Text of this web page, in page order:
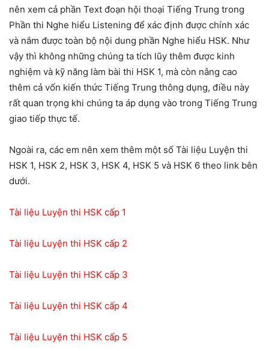
nên xem cả phần Text đoạn hội thoại Tiếng Trung trong
Phần thi Nghe hiểu Listening để xác định được chính xác
và nắm được toàn bộ nội dung phần Nghe hiểu HSK. Như
vậy thì không những chúng ta tích lũy thêm được kinh
nghiệm và kỹ năng làm bài thi HSK 1, mà còn nâng cao
thêm cả vốn kiến thức Tiếng Trung thông dụng, điều này
rất quan trọng khi chúng ta áp dụng vào trong Tiếng Trung
giao tiếp thực tế.
Ngoài ra, các em nên xem thêm một số Tài liệu Luyện thi
HSK 1, HSK 2, HSK 3, HSK 4, HSK 5 và HSK 6 theo link bên
dưới.
Tài liệu Luyện thi HSK cấp 1
Tài liệu Luyện thi HSK cấp 2
Tài liệu Luyện thi HSK cấp 3
Tài liệu Luyện thi HSK cấp 4
Tài liệu Luyện thi HSK cấp 5